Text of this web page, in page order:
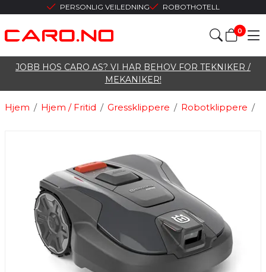
PERSONLIG VEILEDNING ROBOTHOTELL
0
JOBB HOS CARO AS? VI HAR BEHOV FOR TEKNIKER /
MEKANIKER!
/
Hjem /
Hjem / Fritid /
Gressklippere /
Robotklippere